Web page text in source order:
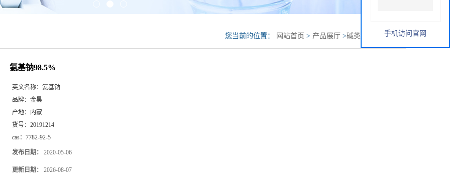
您当前的位置： 网站首页 > 产品展厅 >碱类 氨基钠98.5%
氨基钠98.5%
英文名称： 氨基钠
品牌： 金昊
产地：
内蒙
货号： 20191214
cas： 7782-92-5
发布日期： 2020-05-06
更新日期： 2026-08-07
手机访问官网